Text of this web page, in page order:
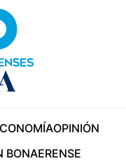
OPINIÓN
BONAERENSE